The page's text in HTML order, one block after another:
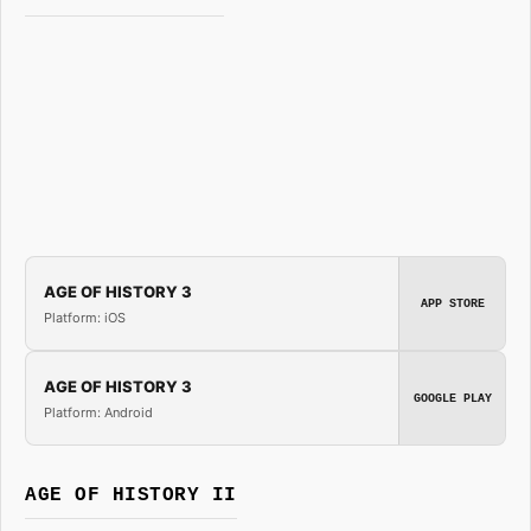
AGE OF HISTORY 3
Platform: iOS
APP STORE
AGE OF HISTORY 3
Platform: Android
GOOGLE PLAY
AGE OF HISTORY II